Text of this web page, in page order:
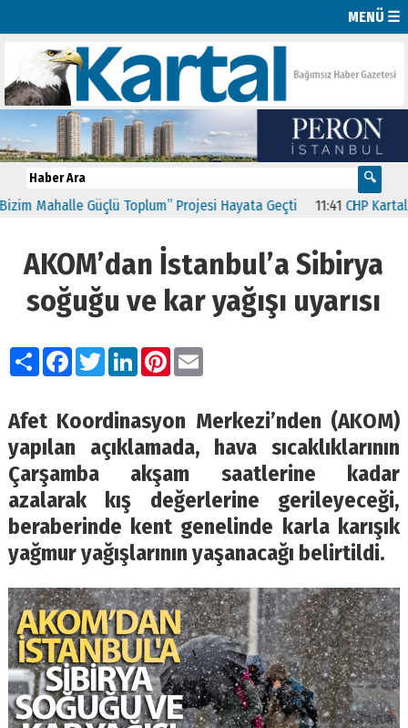
MENÜ ☰
Mahalle Güçlü Toplum” Projesi Hayata Geçti 11:41 CHP Kartal’da
AKOM’dan İstanbul’a Sibirya
soğuğu ve kar yağışı uyarısı
PaylaşFacebook
TwitterLinkedIn
Pinterest
Email
Afet Koordinasyon Merkezi’nden (AKOM)
yapılan açıklamada, hava sıcaklıklarının
Çarşamba akşam saatlerine kadar
azalarak kış değerlerine gerileyeceği,
beraberinde kent genelinde karla karışık
yağmur yağışlarının yaşanacağı belirtildi.